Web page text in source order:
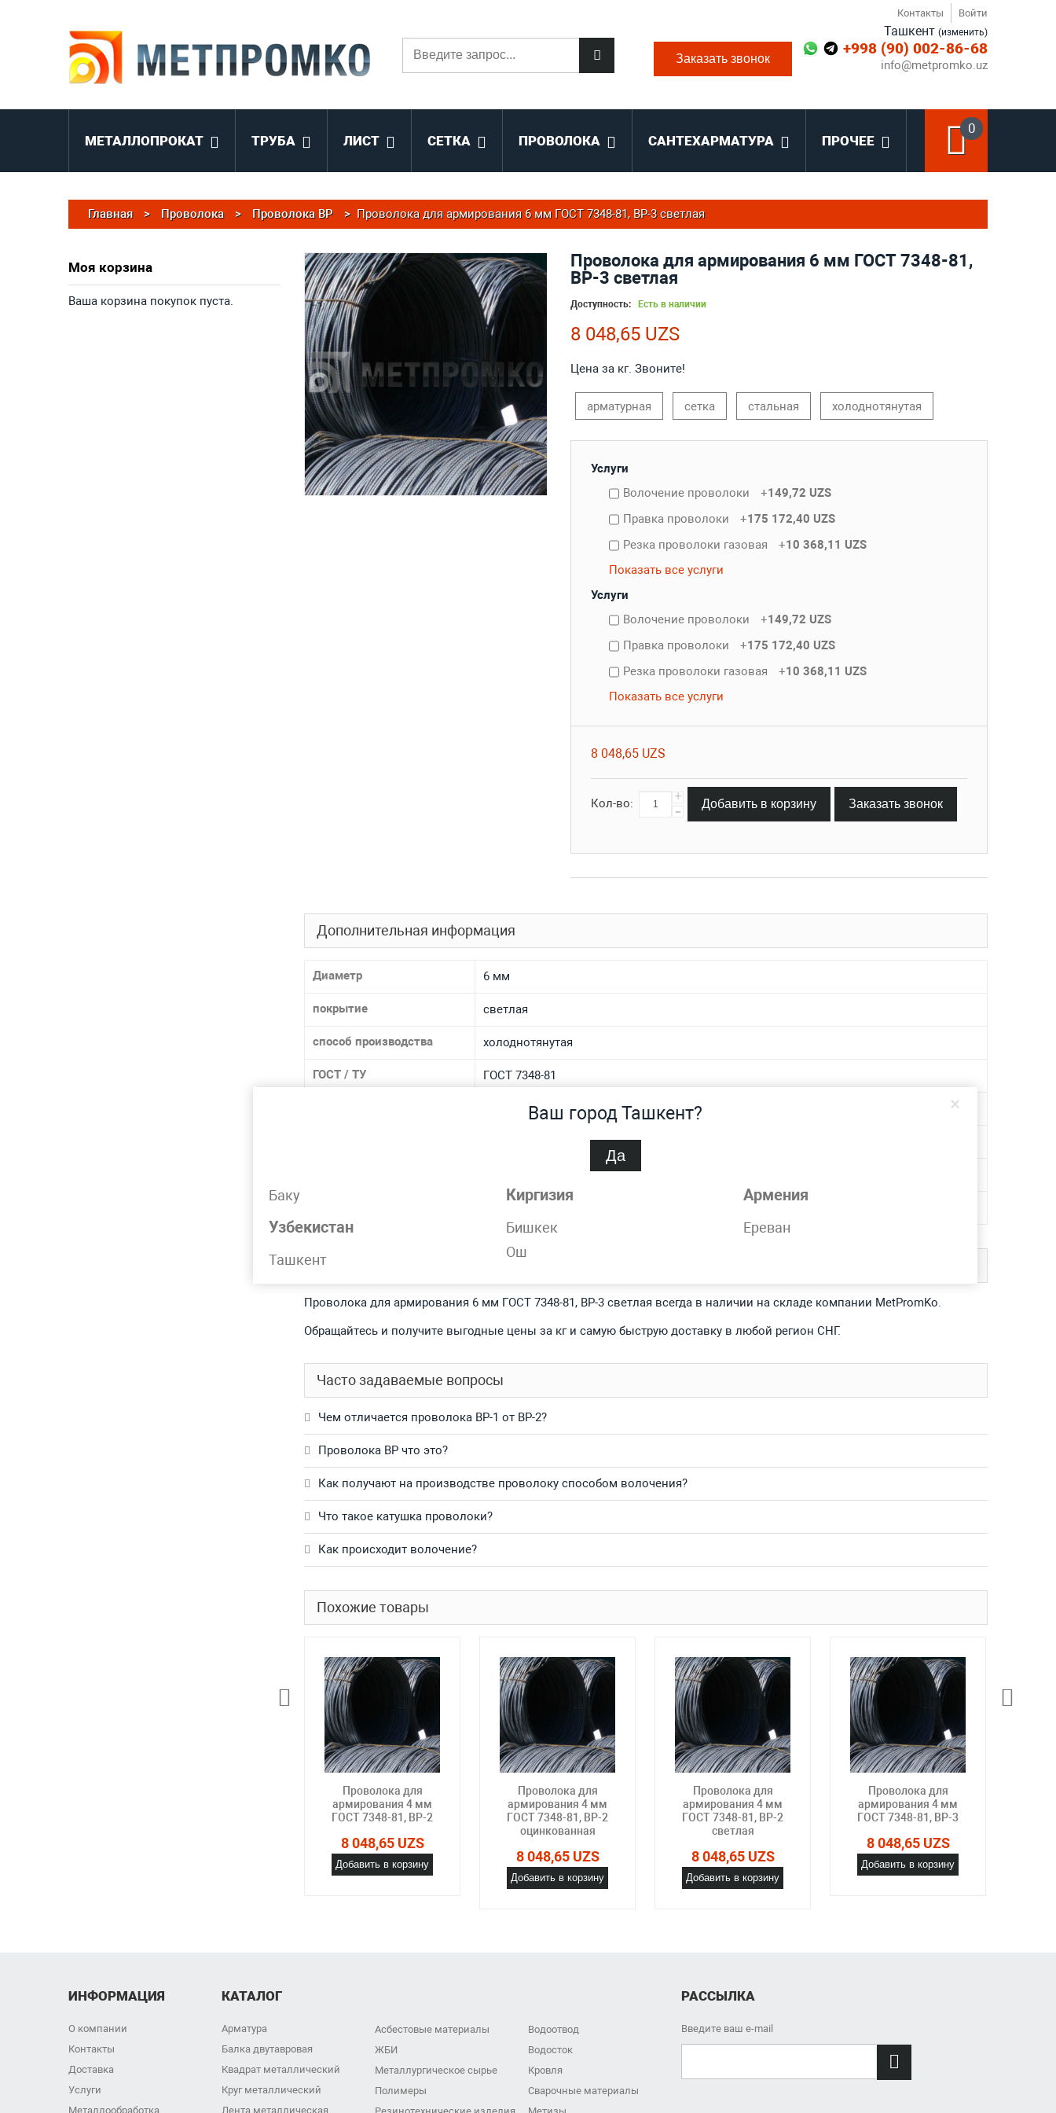
×
Ваш город Ташкент?
Да
Баку
Узбекистан
Ташкент
Киргизия
Бишкек
Ош
Армения
Ереван
Ташкент (изменить)
+998 (90) 002-86-68
info@metpromko.uz
Контакты Войти
Заказать звонок
0
МЕТАЛЛОПРОКАТ
ТРУБА ЛИСТ СЕТКА ПРОВОЛОКА САНТЕХАРМАТУРА ПРОЧЕЕ
Главная > Проволока > Проволока ВР > Проволока для армирования 6 мм ГОСТ 7348-81, ВР-3 светлая
Проволока для армирования 6 мм ГОСТ 7348-81,
ВР-3 светлая
Доступность: Есть в наличии
8 048,65 UZS
Цена за кг. Звоните!
арматурная сетка стальная холоднотянутая
Услуги
Волочение проволоки
+149,72 UZS
Правка проволоки
+175 172,40 UZS
Резка проволоки газовая
+10 368,11 UZS
Показать все услуги
Услуги
Волочение проволоки
+149,72 UZS
Правка проволоки
+175 172,40 UZS
Резка проволоки газовая
+10 368,11 UZS
Показать все услуги
8 048,65 UZS
Кол-во: +
- Добавить в корзину Заказать звонок
Дополнительная информация
Диаметр 6 мм
покрытие светлая
способ производства холоднотянутая
ГОСТ / ТУ ГОСТ 7348-81
стальная
Подробности
Проволока для армирования 6 мм ГОСТ 7348-81, ВР-3 светлая всегда в наличии на складе компании MetPromKo.
Обращайтесь и получите выгодные цены за кг и самую быструю доставку в любой регион СНГ.
Часто задаваемые вопросы
Чем отличается проволока ВР-1 от ВР-2?
Проволока ВР что это?
Как получают на производстве проволоку способом волочения?
Что такое катушка проволоки?
Как происходит волочение?
Похожие товары
Проволока для
армирования 4 мм
ГОСТ 7348-81, ВР-2
8 048,65 UZS
Добавить в корзину
Проволока для
армирования 4 мм
ГОСТ 7348-81, ВР-2
оцинкованная
8 048,65 UZS
Добавить в корзину
Проволока для
армирования 4 мм
ГОСТ 7348-81, ВР-2
светлая
8 048,65 UZS
Добавить в корзину
Проволока для
армирования 4 мм
ГОСТ 7348-81, ВР-3
8 048,65 UZS
Добавить в корзину
Моя корзина
Ваша корзина покупок пуста.
ИНФОРМАЦИЯ
О компании
Контакты
Доставка
Услуги
Металлообработка
КАТАЛОГ
Арматура
Балка двутавровая
Квадрат металлический
Круг металлический
Лента металлическая
Асбестовые материалы
ЖБИ
Металлургическое сырье
Полимеры
Водоотвод
Водосток
Кровля
Сварочные материалы
РАССЫЛКА
Введите ваш e-mail
